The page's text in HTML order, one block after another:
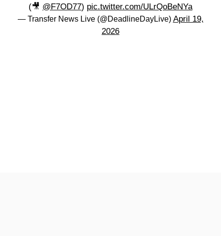
(🎥 @F7OD77) pic.twitter.com/ULrQoBeNYa
— Transfer News Live (@DeadlineDayLive) April 19,
2026